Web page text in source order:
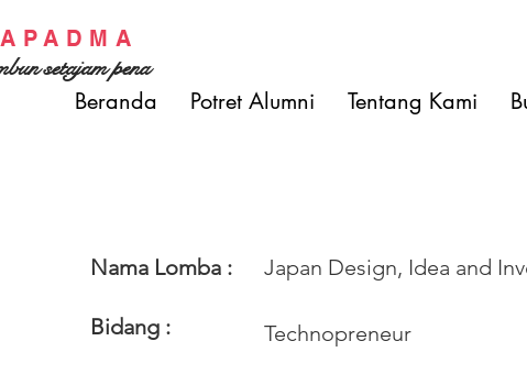
setajam pena
Beranda Potret Alumni Tentang Kami
Nama Lomba : Japan Design, Idea and
Bidang : Technopreneur